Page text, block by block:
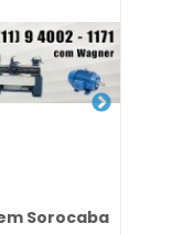
Sorocaba